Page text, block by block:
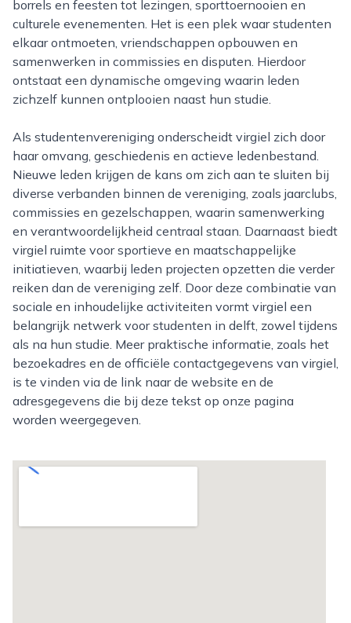
borrels en feesten tot lezingen, sporttoernooien en
culturele evenementen. Het is een plek waar studenten
elkaar ontmoeten, vriendschappen opbouwen en
samenwerken in commissies en disputen. Hierdoor
ontstaat een dynamische omgeving waarin leden
zichzelf kunnen ontplooien naast hun studie.
Als studentenvereniging onderscheidt virgiel zich door
haar omvang, geschiedenis en actieve ledenbestand.
Nieuwe leden krijgen de kans om zich aan te sluiten bij
diverse verbanden binnen de vereniging, zoals jaarclubs,
commissies en gezelschappen, waarin samenwerking
en verantwoordelijkheid centraal staan. Daarnaast biedt
virgiel ruimte voor sportieve en maatschappelijke
initiatieven, waarbij leden projecten opzetten die verder
reiken dan de vereniging zelf. Door deze combinatie van
sociale en inhoudelijke activiteiten vormt virgiel een
belangrijk netwerk voor studenten in delft, zowel tijdens
als na hun studie. Meer praktische informatie, zoals het
bezoekadres en de officiële contactgegevens van virgiel,
is te vinden via de link naar de website en de
adresgegevens die bij deze tekst op onze pagina
worden weergegeven.